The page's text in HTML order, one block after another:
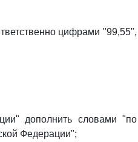
цифрами "99,55",
дополнить словами "по
Федерации";